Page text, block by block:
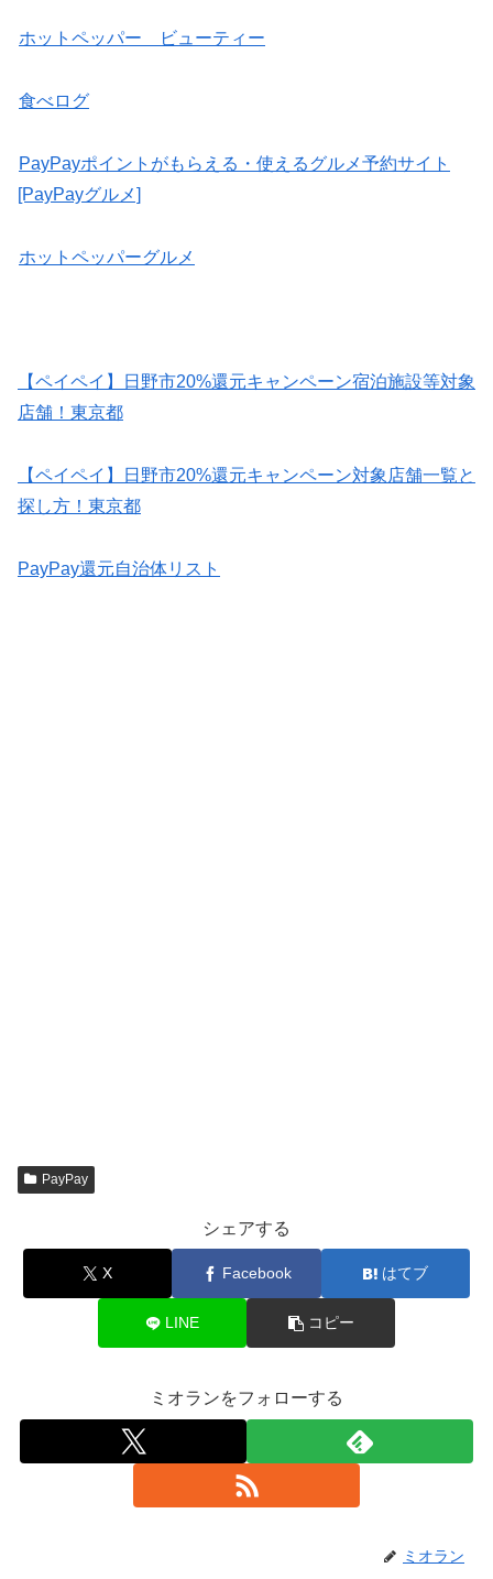
ホットペッパー ビューティー
食べログ
PayPayポイントがもらえる・使えるグルメ予約サイト
[PayPayグルメ]
ホットペッパーグルメ
【ペイペイ】日野市20%還元キャンペーン宿泊施設等対象
店舗！東京都
【ペイペイ】日野市20%還元キャンペーン対象店舗一覧と
探し方！東京都
PayPay還元自治体リスト
PayPay
シェアする
X Facebook はてブ
LINE コピー
ミオランをフォローする
ミオラン